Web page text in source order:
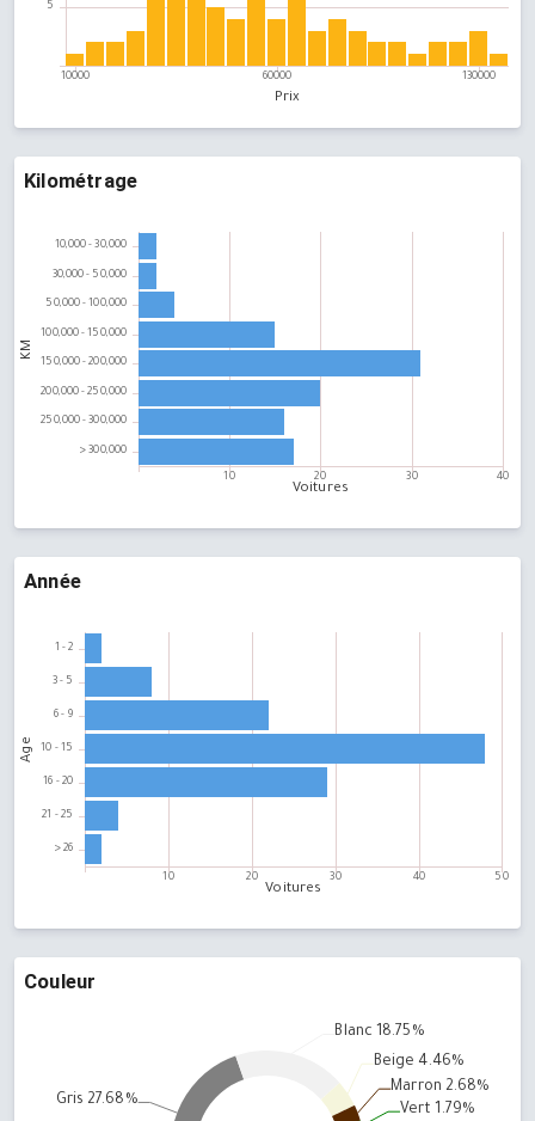
Kilométrage
Année
Couleur